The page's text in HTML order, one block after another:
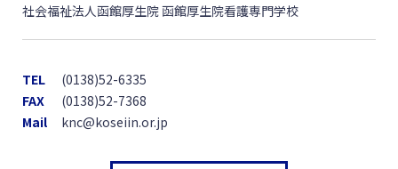
社会福祉法人函館厚生院 函館厚生院看護専門学校
TEL
(0138)52-6335
FAX
(0138)52-7368
Mail
knc@koseiin.or.jp